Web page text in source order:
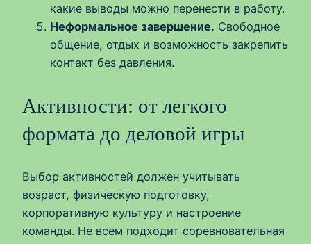
какие выводы можно перенести в работу.
Неформальное завершение. Свободное
общение, отдых и возможность закрепить
контакт без давления.
Активности: от легкого
формата до деловой игры
Выбор активностей должен учитывать
возраст, физическую подготовку,
корпоративную культуру и настроение
команды. Не всем подходит соревновательная